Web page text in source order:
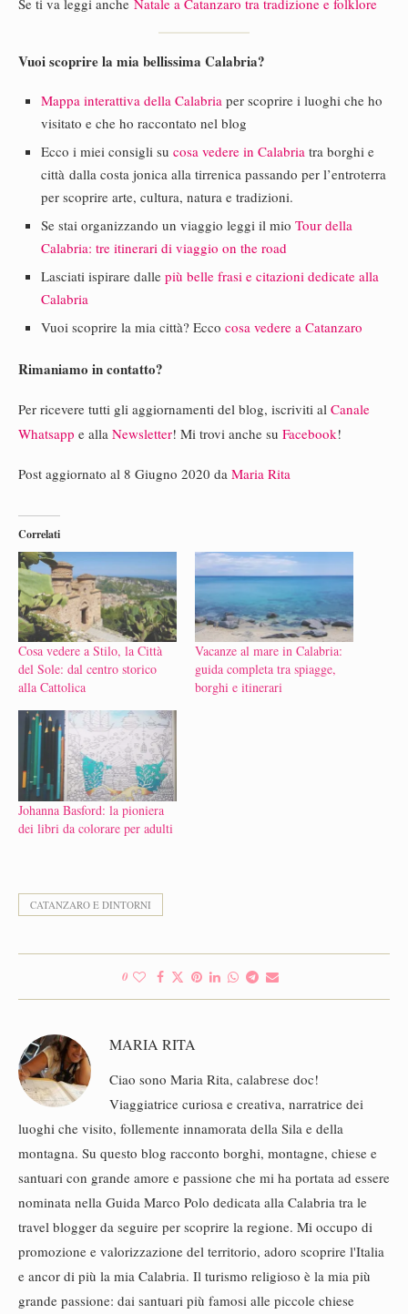
Vuoi scoprire la mia bellissima Calabria?
Mappa interattiva della Calabria per scoprire i luoghi che ho
visitato e che ho raccontato nel blog
Ecco i miei consigli su cosa vedere in Calabria tra borghi e
città dalla costa jonica alla tirrenica passando per l’entroterra
per scoprire arte, cultura, natura e tradizioni.
Se stai organizzando un viaggio leggi il mio Tour della
Calabria: tre itinerari di viaggio on the road
Lasciati ispirare dalle più belle frasi e citazioni dedicate alla
Calabria
Vuoi scoprire la mia città? Ecco cosa vedere a Catanzaro
Rimaniamo in contatto?
Per ricevere tutti gli aggiornamenti del blog, iscriviti al Canale
Whatsapp e alla Newsletter! Mi trovi anche su Facebook!
Post aggiornato al 8 Giugno 2020 da Maria Rita
Correlati
Cosa vedere a Stilo, la Città
del Sole: dal centro storico
alla Cattolica
Vacanze al mare in Calabria:
guida completa tra spiagge,
borghi e itinerari
Johanna Basford: la pioniera
dei libri da colorare per adulti
CATANZARO E DINTORNI
0
MARIA RITA
Ciao sono Maria Rita, calabrese doc!
Viaggiatrice curiosa e creativa, narratrice dei
luoghi che visito, follemente innamorata della Sila e della
montagna. Su questo blog racconto borghi, montagne, chiese e
santuari con grande amore e passione che mi ha portata ad essere
nominata nella Guida Marco Polo dedicata alla Calabria tra le
travel blogger da seguire per scoprire la regione. Mi occupo di
promozione e valorizzazione del territorio, adoro scoprire l'Italia
e ancor di più la mia Calabria. Il turismo religioso è la mia più
grande passione: dai santuari più famosi alle piccole chiese